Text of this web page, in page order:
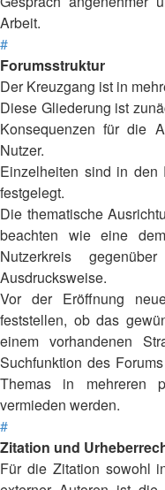
Arbeit.
#
Forumsstruktur
Der Kreuzgang ist in
Diese Gliederung ist
Konsequenzen für die
Nutzer.
Einzelheiten sind in den
festgelegt.
Die thematische
beachten wie eine
Nutzerkreis
Ausdrucksweise.
Vor der Eröffnung
feststellen, ob das
einem vorhandenen
Suchfunktion des
Themas in mehreren
vermieden werden.
#
Zitation und
Für die Zitation sowohl